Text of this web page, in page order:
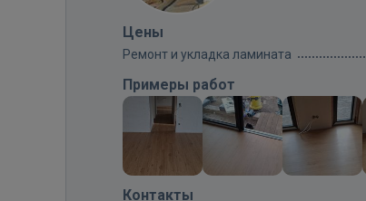
Цены
Ремонт и укладка ламината
Примеры работ
Контакты